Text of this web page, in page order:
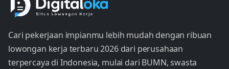
Cari pekerjaan impianmu lebih mudah dengan ribuan
lowongan kerja terbaru 2026 dari perusahaan
terpercaya di Indonesia, mulai dari BUMN, swasta